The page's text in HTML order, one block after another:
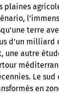
plaines
terre
d’un milliard
une autre
Le sud
en